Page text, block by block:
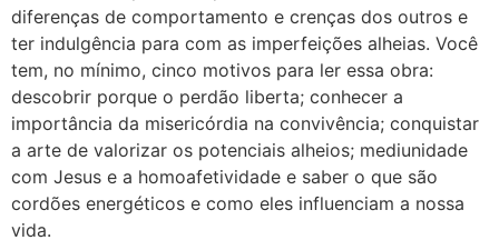
diferenças de comportamento e crenças dos outros e
ter indulgência para com as imperfeições alheias. Você
tem, no mínimo, cinco motivos para ler essa obra:
descobrir porque o perdão liberta; conhecer a
importância da misericórdia na convivência; conquistar
a arte de valorizar os potenciais alheios; mediunidade
com Jesus e a homoafetividade e saber o que são
cordões energéticos e como eles influenciam a nossa
vida.